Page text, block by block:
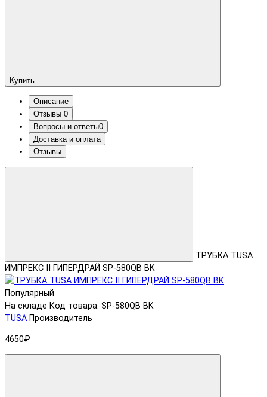
Купить
Описание
Отзывы 0
Вопросы и ответы0
Доставка и оплата
Отзывы
ТРУБКА TUSA
ИМПРЕКС II ГИПЕРДРАЙ SP-580QB BK
Популярный
На складе Код товара: SP-580QB BK
TUSA Производитель
4650₽